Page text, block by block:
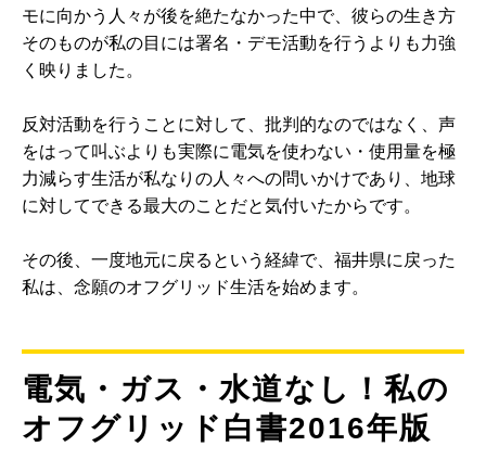
モに向かう人々が後を絶たなかった中で、彼らの生き方
そのものが私の目には署名・デモ活動を行うよりも力強
く映りました。
反対活動を行うことに対して、批判的なのではなく、声
をはって叫ぶよりも実際に電気を使わない・使用量を極
力減らす生活が私なりの人々への問いかけであり、地球
に対してできる最大のことだと気付いたからです。
その後、一度地元に戻るという経緯で、福井県に戻った
私は、念願のオフグリッド生活を始めます。
電気・ガス・水道なし！私の
オフグリッド白書2016年版